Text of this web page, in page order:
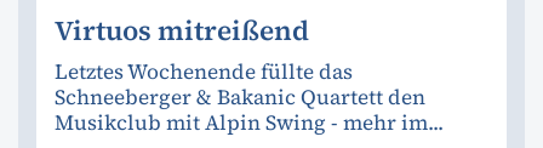
Virtuos mitreißend
Letztes Wochenende füllte das
Schneeberger & Bakanic Quartett den
Musikclub mit Alpin Swing - mehr im...